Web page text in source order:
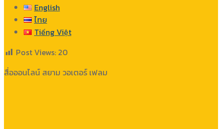
English
ไทย
Tiếng Việt
Post Views: 20
สื่อออนไลน์ สยาม วอเตอร์ เฟลม